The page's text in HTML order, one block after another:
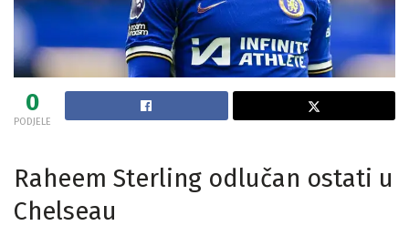
0
PODJELE
Raheem Sterling odlučan ostati u
Chelseau